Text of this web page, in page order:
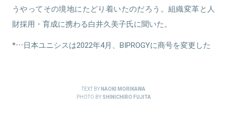
うやってその境地にたどり着いたのだろう。組織変革と人
財採用・育成に携わる白井久美子氏に聞いた。
*…日本ユニシスは2022年4月、BIPROGYに商号を変更した
TEXT BYNAOKI MORIKAWA
PHOTO BY SHINICHIRO FUJITA